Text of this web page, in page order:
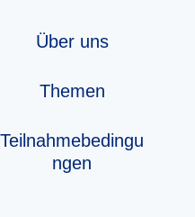
Über uns
Themen
Teilnahmebedingu
ngen